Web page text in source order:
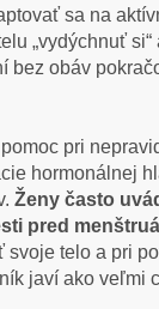
sa na
„vydýchnuť si“
bez obáv
pri
hormonálnej
Ženy často
pred
telo a pri
javí ako veľmi